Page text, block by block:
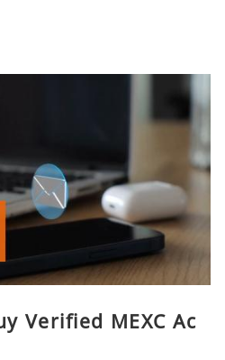
Verified MEXC Ac